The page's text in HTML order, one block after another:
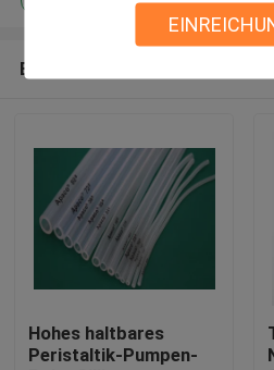
Empfohlene Produkte
Hohes haltbares
Peristaltik-Pumpen-